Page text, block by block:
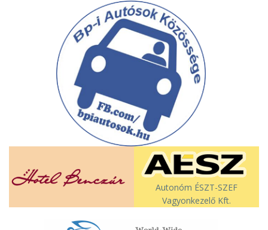
Autonóm ÉSZT-SZEF
Vagyonkezelő Kft.